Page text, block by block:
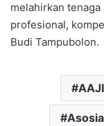
melahirkan
profesional,
Budi Tampubolon.
AAJI